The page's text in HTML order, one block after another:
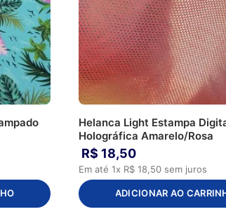
Helanca Light Estampa
Holográfica Amarelo/Rosa
R$ 18,50
Em até1x R$ 18,50 sem juros
ADICIONAR AO